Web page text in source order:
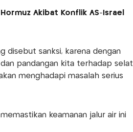
Akibat Konflik AS-Israel
disebut sanksi, karena dengan
pandangan kita terhadap selat
menghadapi masalah serius
keamanan jalur air ini